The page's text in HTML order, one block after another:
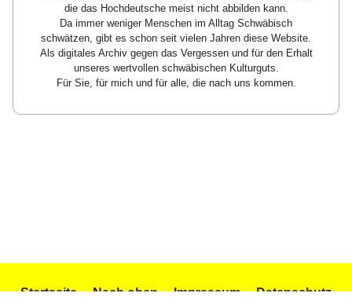
die das Hochdeutsche meist nicht abbilden kann.
Da immer weniger Menschen im Alltag Schwäbisch
schwätzen, gibt es schon seit vielen Jahren diese Website.
Als digitales Archiv gegen das Vergessen und für den Erhalt
unseres wertvollen schwäbischen Kulturguts.
Für Sie, für mich und für alle, die nach uns kommen.
Startseite Nach oben Impressum Datenschutz